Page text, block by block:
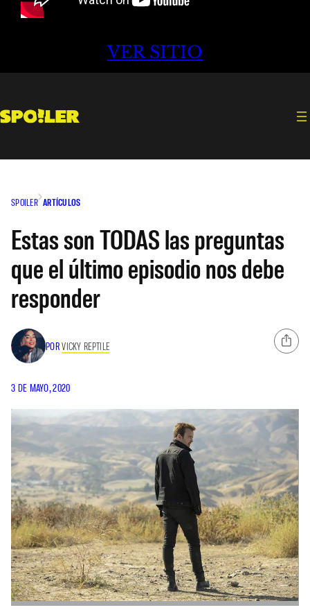
VER SITIO
SPOILER ARTÍCULOS
Estas son TODAS las preguntas
que el último episodio nos debe
responder
PORVICKY REPTILE
3 DE MAYO, 2020